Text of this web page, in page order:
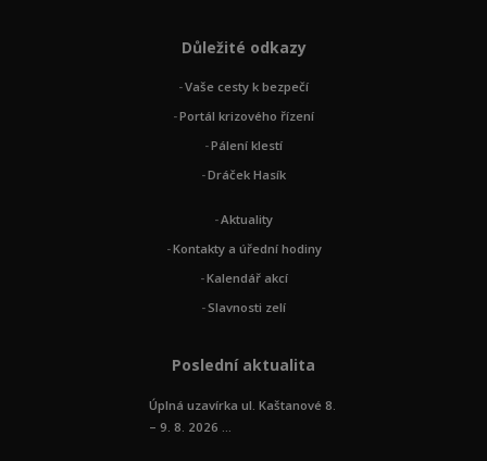
Důležité odkazy
Vaše cesty k bezpečí
Portál krizového řízení
Pálení klestí
Dráček Hasík
Aktuality
Kontakty a úřední hodiny
Kalendář akcí
Slavnosti zelí
Poslední aktualita
Úplná uzavírka ul. Kaštanové 8.
– 9. 8. 2026 ...